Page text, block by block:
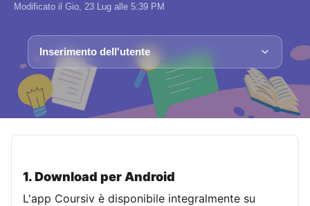
Modificato il Gio, 23 Lug alle 5:39 PM
Inserimento dell'utente
1. Download per Android
L'app Coursiv è disponibile integralmente su